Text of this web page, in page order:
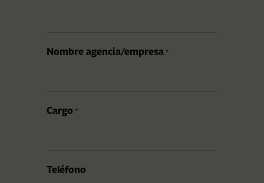
Nombre agencia/empresa *
Cargo *
Teléfono